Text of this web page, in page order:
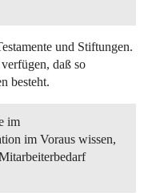
und Stiftungen.
daß so
besteht.
im
im Voraus wissen,